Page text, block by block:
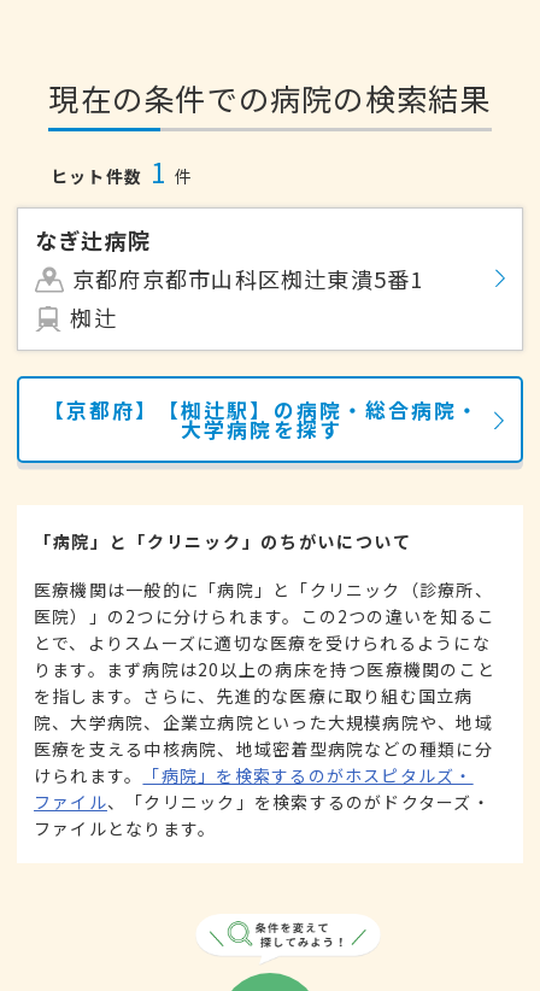
現在の条件での病院の検索結果
ヒット件数 1 件
なぎ辻病院
京都府京都市山科区椥辻東潰5番1
椥辻
【京都府】【椥辻駅】の病院・総合病院・
大学病院を探す
「病院」と「クリニック」のちがいについて
医療機関は一般的に「病院」と「クリニック（診療所、
医院）」の2つに分けられます。この2つの違いを知るこ
とで、よりスムーズに適切な医療を受けられるようにな
ります。まず病院は20以上の病床を持つ医療機関のこと
を指します。さらに、先進的な医療に取り組む国立病
院、大学病院、企業立病院といった大規模病院や、地域
医療を支える中核病院、地域密着型病院などの種類に分
けられます。
「病院」を検索するのがホスピタルズ・
ファイル、「クリニック」を検索するのがドクターズ・
ファイルとなります。